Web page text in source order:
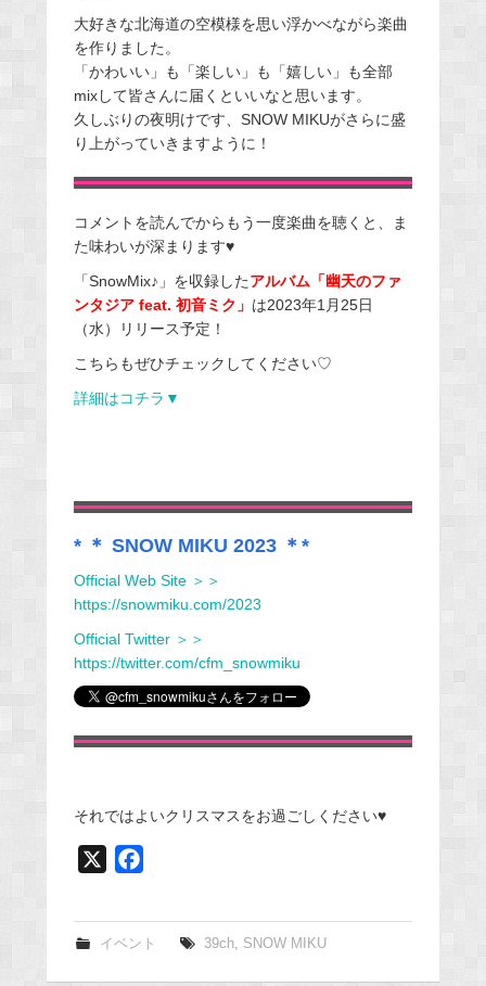
大好きな北海道の空模様を思い浮かべながら楽曲
を作りました。
「かわいい」も「楽しい」も「嬉しい」も全部
mixして皆さんに届くといいなと思います。
久しぶりの夜明けです、SNOW MIKUがさらに盛
り上がっていきますように！
コメントを読んでからもう一度楽曲を聴くと、ま
た味わいが深まります♥
「SnowMix♪」を収録したアルバム「幽天のファ
ンタジア feat. 初音ミク」 は2023年1月25日
（水）リリース予定！
こちらもぜひチェックしてください♡
詳細はコチラ▼
* ＊ SNOW MIKU 2023 ＊*
Official Web Site ＞＞
https://snowmiku.com/2023
Official Twitter ＞＞
https://twitter.com/cfm_snowmiku
それではよいクリスマスをお過ごしください♥
e
イベント 39ch, SNOW MIKU